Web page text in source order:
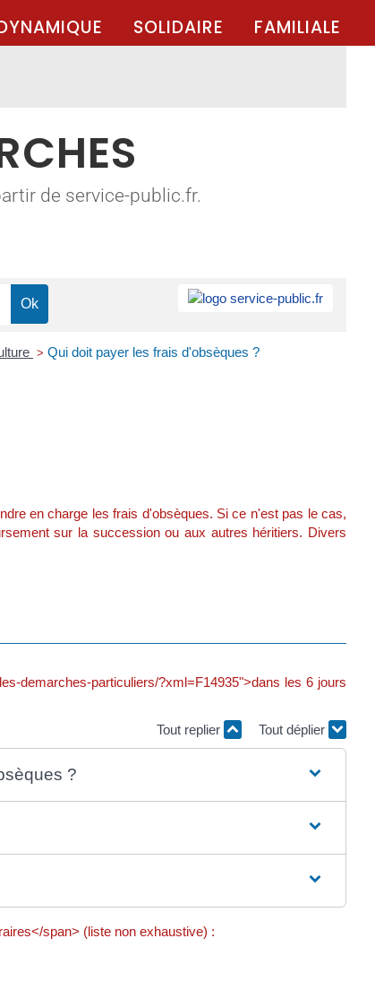
SOLIDAIRE FAMILIALE
de service-public.fr.
> Qui doit payer les frais d'obsèques ?
en charge les frais d'obsèques. Si ce n'est pas le cas,
sur la succession ou aux autres héritiers. Divers
demarches-particuliers/?xml=F14935">dans les 6 jours
Tout replier
Tout déplier
?
span> (liste non exhaustive) :